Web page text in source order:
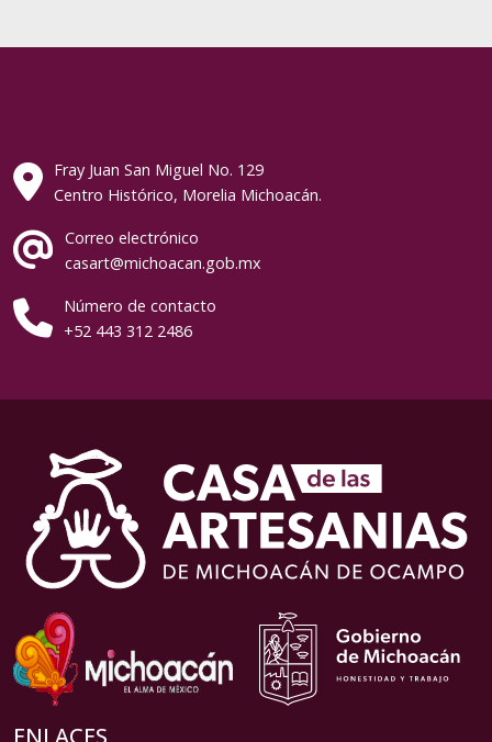
Fray Juan San Miguel No. 129
Centro Histórico, Morelia Michoacán.
Correo electrónico
casart@michoacan.gob.mx
Número de contacto
+52 443 312 2486
ENLACES